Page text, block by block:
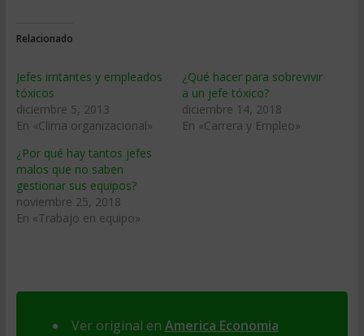
Relacionado
Jefes irritantes y empleados
tóxicos
diciembre 5, 2013
En «Clima organizacional»
¿Qué hacer para sobrevivir
a un jefe tóxico?
diciembre 14, 2018
En «Carrera y Empleo»
¿Por qué hay tantos jefes
malos que no saben
gestionar sus equipos?
noviembre 25, 2018
En «Trabajo en equipo»
Ver original en America Economia